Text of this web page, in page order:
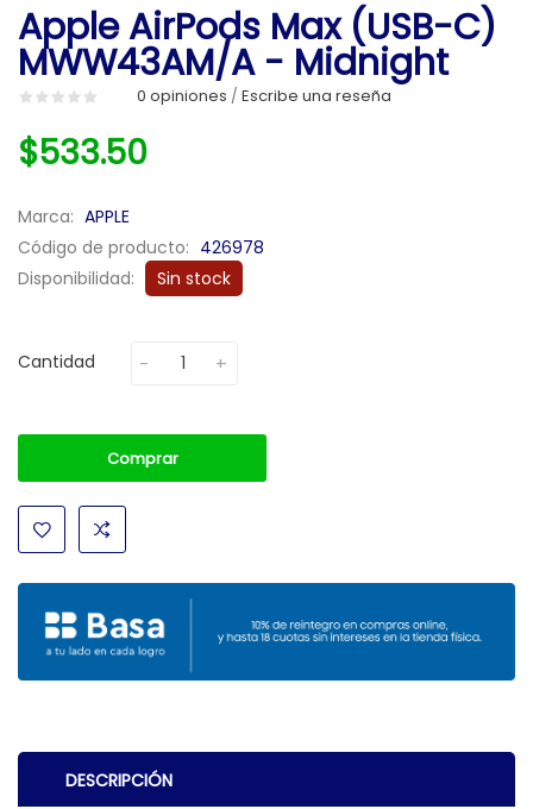
Apple AirPods Max (USB-C)
MWW43AM/A - Midnight
0 opiniones / Escribe una reseña
$533.50
Marca: APPLE
Código de producto: 426978
Disponibilidad:
Sin stock
Cantidad
Comprar
DESCRIPCIÓN